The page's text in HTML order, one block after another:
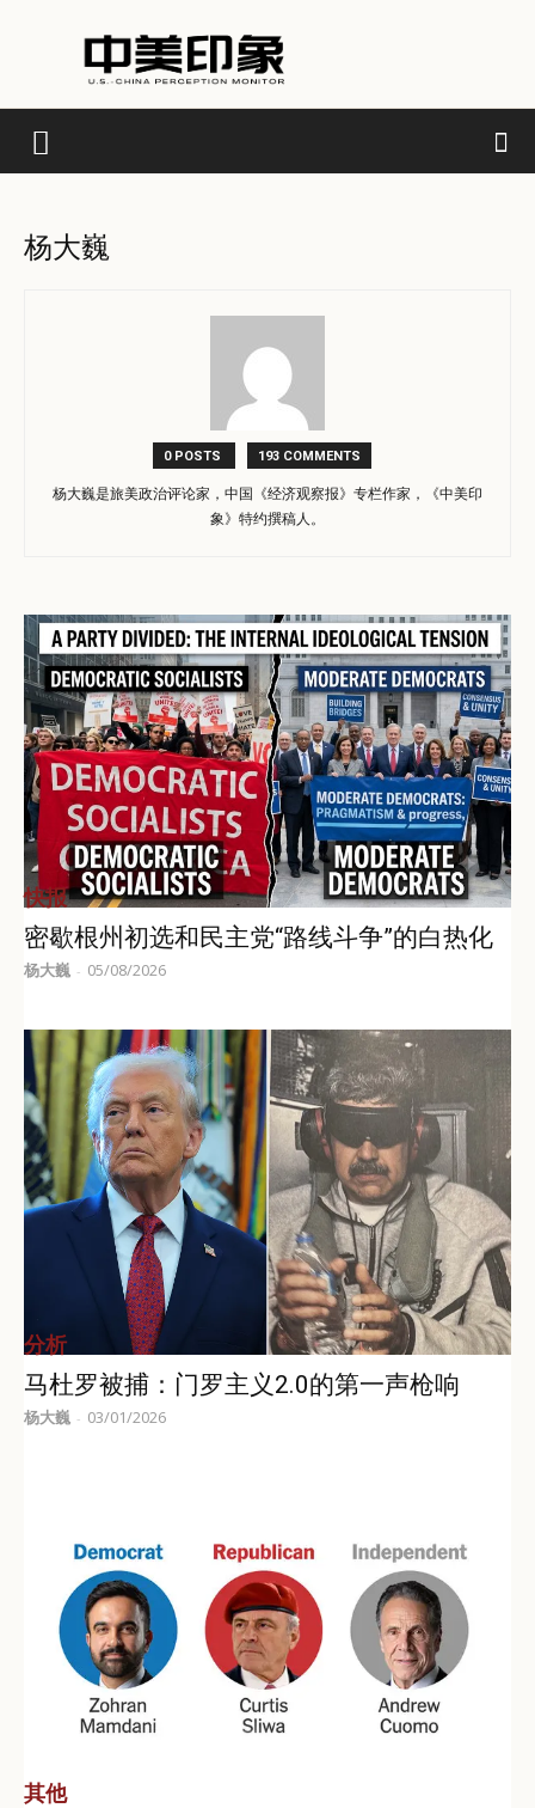
杨大巍
0 POSTS 193 COMMENTS
杨大巍是旅美政治评论家，中国《经济观察报》专栏作家，《中美印
象》特约撰稿人。
快报
密歇根州初选和民主党“路线斗争”的白热化
杨大巍 - 05/08/2026
分析
马杜罗被捕：门罗主义2.0的第一声枪响
杨大巍 - 03/01/2026
其他